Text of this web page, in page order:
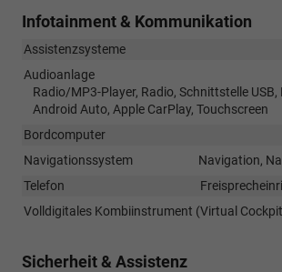
Infotainment & Kommunikation
Assistenzsysteme
Audioanlage
Radio/MP3-Player, Radio, Schnittstelle USB,
Android Auto, Apple CarPlay, Touchscreen
Bordcomputer
Navigationssystem
Navigation,
Telefon
Volldigitales Kombiinstrument (Virtual
Sicherheit & Assistenz